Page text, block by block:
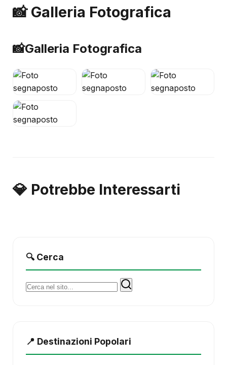
📸 Galleria Fotografica
📸Galleria Fotografica
💎 Potrebbe Interessarti
🔍 Cerca
Cerca:
📍 Destinazioni Popolari